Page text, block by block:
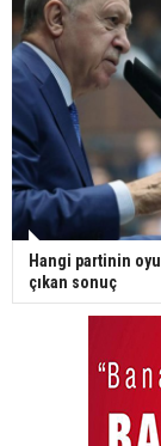
Hangi partinin
çıkan sonuç